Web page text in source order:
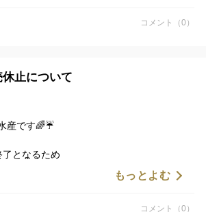
オス、緑だとメスです。
を是非ご賞味くださいませ🙇🏻‍♂️
コメント（0）
止について
産です🌈☔️
となるため
一時的に休止とさせていただきます。
もっとよむ
コメント（0）